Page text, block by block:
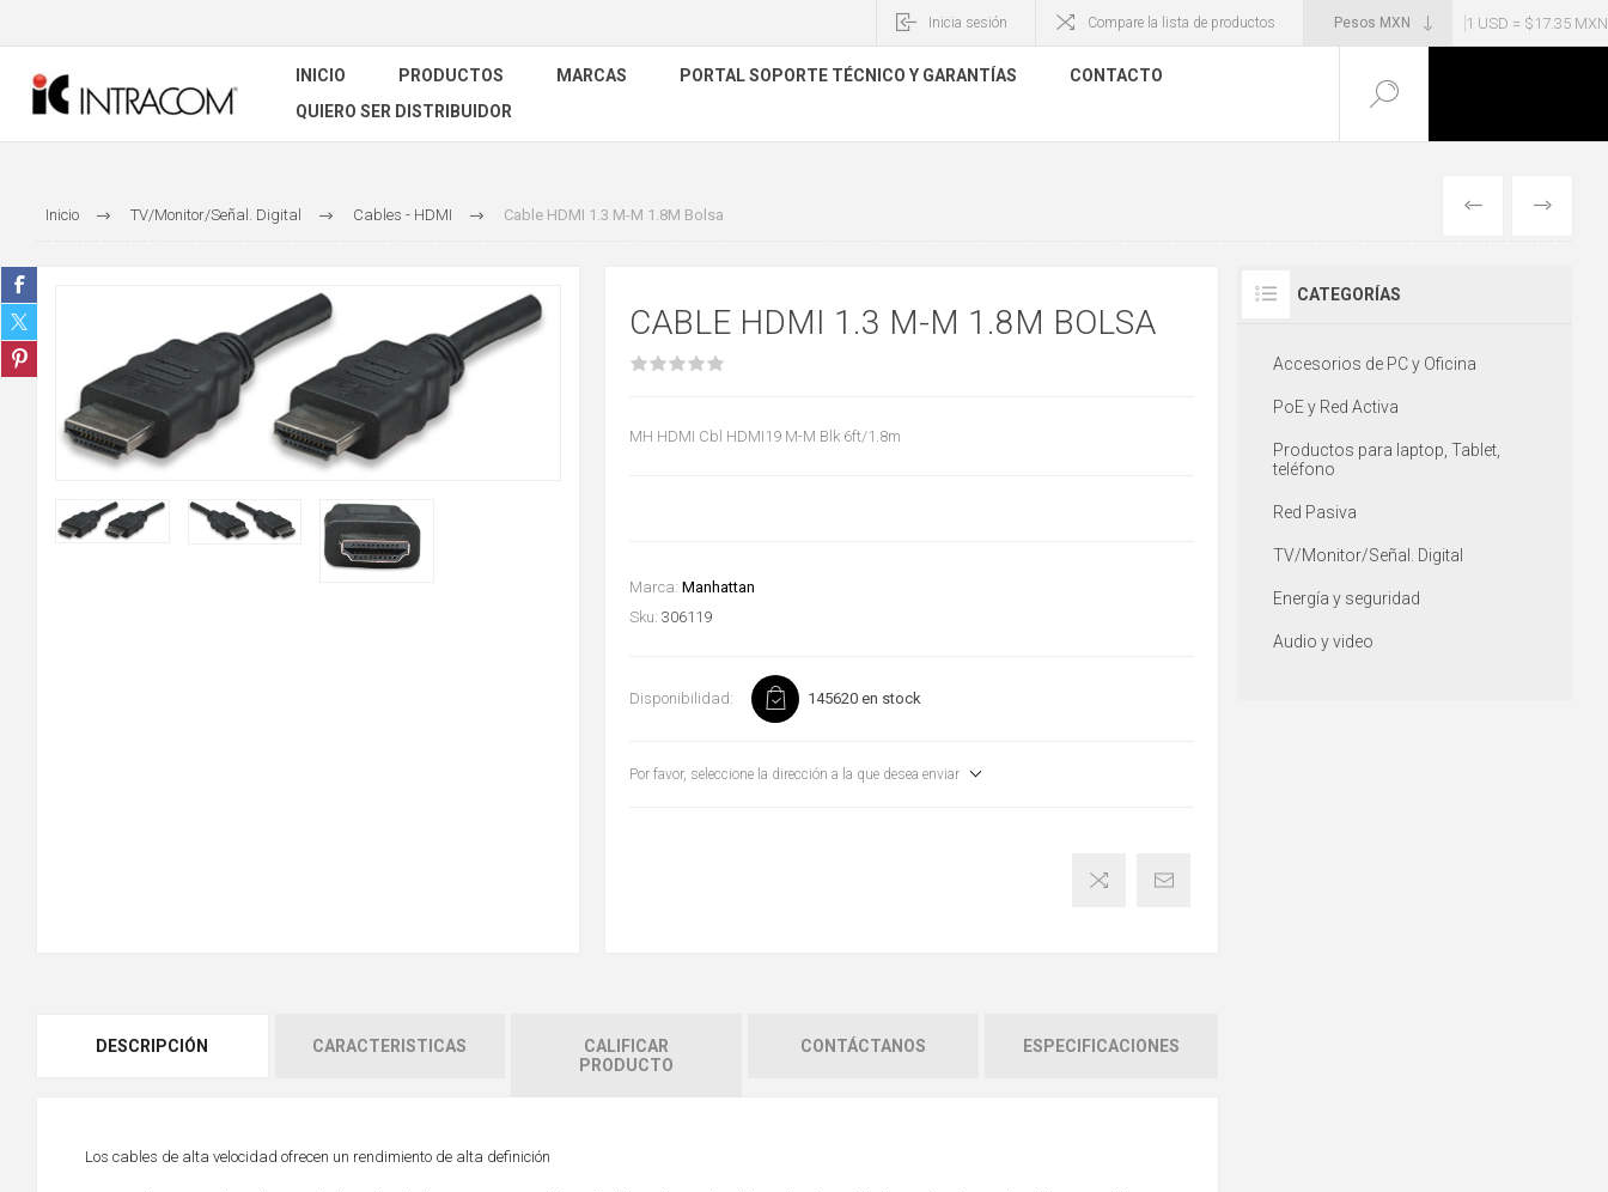
1 USD = $17.35 MXN
Inicia sesión Compare la lista de productos
INICIO PRODUCTOS MARCAS PORTAL SOPORTE TÉCNICO Y GARANTÍAS
CONTACTO
QUIERO SER DISTRIBUIDOR
Inicio TV/Monitor/Señal. Digital Cables - HDMI Cable HDMI 1.3 M-M 1.8M Bolsa ANTERIOR
CABLE HDMI 1.3 M-M 1.8M BOLSA
MH HDMI Cbl HDMI19 M-M Blk 6ft/1.8m
Marca: Manhattan
Sku: 306119
Disponibilidad: 145620 en stock
Por favor, seleccione la dirección a la que desea enviar
DESCRIPCIÓN CARACTERISTICAS
CALIFICAR
PRODUCTO
CONTÁCTANOS ESPECIFICACIONES
Los cables de alta velocidad ofrecen un rendimiento de alta definición
CATEGORÍAS
Accesorios de PC y Oficina
PoE y Red Activa
Productos para laptop, Tablet,
teléfono
Red Pasiva
TV/Monitor/Señal. Digital
Energía y seguridad
Audio y video